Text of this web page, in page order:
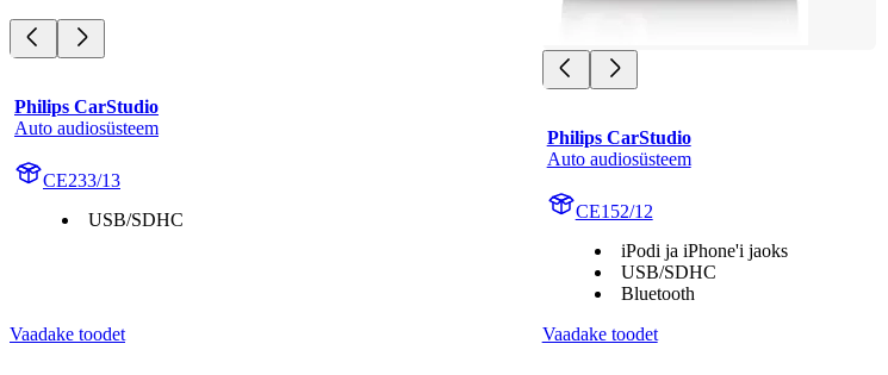
Philips CarStudio
Auto audiosüsteem
CE233/13
USB/SDHC
Vaadake toodet
Philips CarStudio
Auto audiosüsteem
CE152/12
iPodi ja iPhone'i jaoks
USB/SDHC
Bluetooth
Vaadake toodet